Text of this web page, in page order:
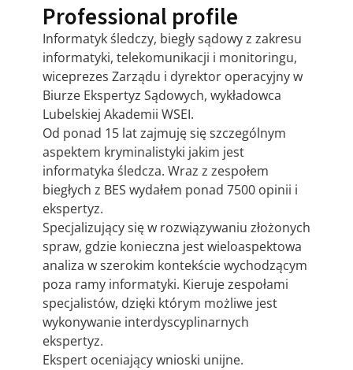
Professional profile
Informatyk śledczy, biegły sądowy z zakresu
informatyki, telekomunikacji i monitoringu,
wiceprezes Zarządu i dyrektor operacyjny w
Biurze Ekspertyz Sądowych, wykładowca
Lubelskiej Akademii WSEI.
Od ponad 15 lat zajmuję się szczególnym
aspektem kryminalistyki jakim jest
informatyka śledcza. Wraz z zespołem
biegłych z BES wydałem ponad 7500 opinii i
ekspertyz.
Specjalizujący się w rozwiązywaniu złożonych
spraw, gdzie konieczna jest wieloaspektowa
analiza w szerokim kontekście wychodzącym
poza ramy informatyki. Kieruje zespołami
specjalistów, dzięki którym możliwe jest
wykonywanie interdyscyplinarnych
ekspertyz.
Ekspert oceniający wnioski unijne.